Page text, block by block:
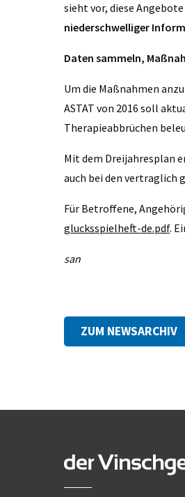
sieht vor, diese
niederschwelliger
Daten sammeln,
Um die Maßnahmen
ASTAT von 2016 soll
Therapieabbrüchen
Mit dem Dreijahresplan
auch bei den vertraglich
Für Betroffene,
glucksspielheft-de.pdf.
san
ZUM NEWSARCHIV